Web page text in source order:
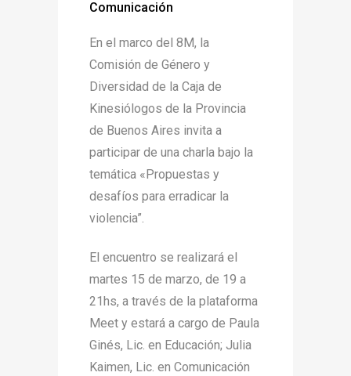
Comunicación
En el marco del 8M, la
Comisión de Género y
Diversidad de la Caja de
Kinesiólogos de la Provincia
de Buenos Aires invita a
participar de una charla bajo la
temática «Propuestas y
desafíos para erradicar la
violencia”.
El encuentro se realizará el
martes 15 de marzo, de 19 a
21hs, a través de la plataforma
Meet y estará a cargo de Paula
Ginés, Lic. en Educación; Julia
Kaimen, Lic. en Comunicación